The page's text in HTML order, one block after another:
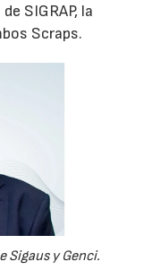
SIGRAP, la
Scraps.
Sigaus y Genci.